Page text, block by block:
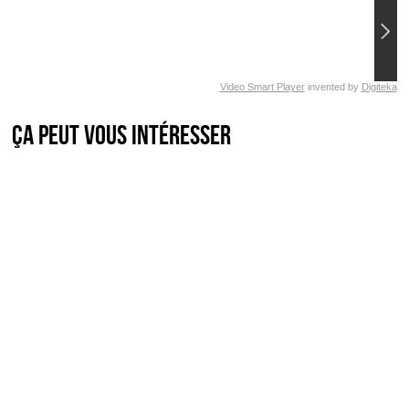
Video Smart Playerinvented by Digiteka
Ça peut vous intéresser